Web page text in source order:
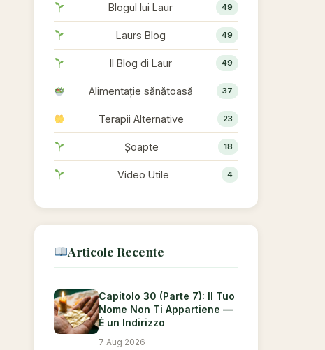
Blogul lui Laur 49
Laurs Blog 49
Il Blog di Laur 49
Alimentație sănătoasă 37
Terapii Alternative 23
Șoapte 18
Video Utile 4
Articole Recente
Capitolo 30 (Parte 7): Il Tuo
Nome Non Ti Appartiene —
È un Indirizzo
7 Aug 2026